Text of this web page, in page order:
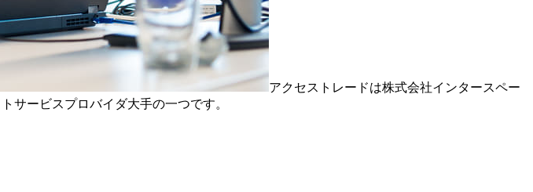
アクセストレードは株式会社インタースペー
サービスプロバイダ大手の一つです。